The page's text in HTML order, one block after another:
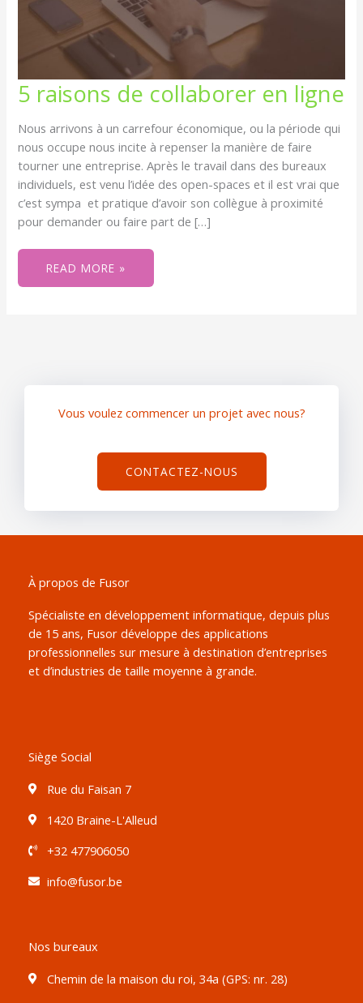
5 raisons de collaborer en ligne
Nous arrivons à un carrefour économique, ou la période qui
nous occupe nous incite à repenser la manière de faire
tourner une entreprise. Après le travail dans des bureaux
individuels, est venu l’idée des open-spaces et il est vrai que
c’est sympa et pratique d’avoir son collègue à proximité
pour demander ou faire part de […]
5
RAISONS
DE
EN
LIGNE
READ MORE »
Vous voulez commencer un projet avec nous?
CONTACTEZ-NOUS
À propos de Fusor
Spécialiste en développement informatique, depuis plus
de 15 ans, Fusor développe des applications
professionnelles sur mesure à destination d’entreprises
et d’industries de taille moyenne à grande.
Siège Social
Rue du Faisan 7
1420 Braine-L'Alleud
+32 477906050
info@fusor.be
Nos bureaux
Chemin de la maison du roi, 34a (GPS: nr. 28)